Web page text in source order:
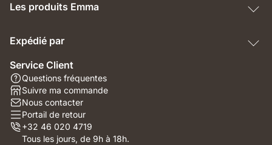
Les produits Emma
Expédié par
Service Client
Questions fréquentes
Suivre ma commande
Nous contacter
Portail de retour
+32 46 020 4719
Tous les jours, de 9h à 18h.